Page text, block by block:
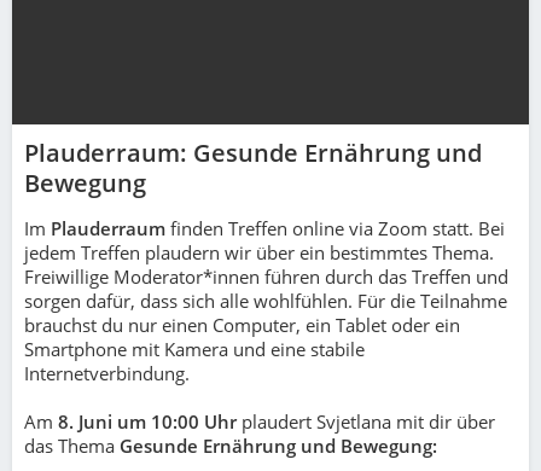
Plauderraum: Gesunde Ernährung und
Bewegung
Im Plauderraum finden Treffen online via Zoom statt. Bei
jedem Treffen plaudern wir über ein bestimmtes Thema.
Freiwillige Moderator*innen führen durch das Treffen und
sorgen dafür, dass sich alle wohlfühlen. Für die Teilnahme
brauchst du nur einen Computer, ein Tablet oder ein
Smartphone mit Kamera und eine stabile
Internetverbindung.
Am 8. Juni um 10:00 Uhrplaudert Svjetlana mit dir über
das Thema Gesunde Ernährung und Bewegung: